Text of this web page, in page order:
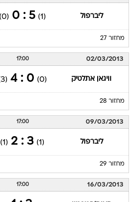
ליברפול (1)
5 : 0
(0)
מחזור 27
02/03/2013
17:00
וויגאן אתלטיק (0)
0 : 4
(3)
מחזור 28
09/03/2013
17:00
ליברפול (1)
3 : 2
(1)
מחזור 29
16/03/2013
17:00